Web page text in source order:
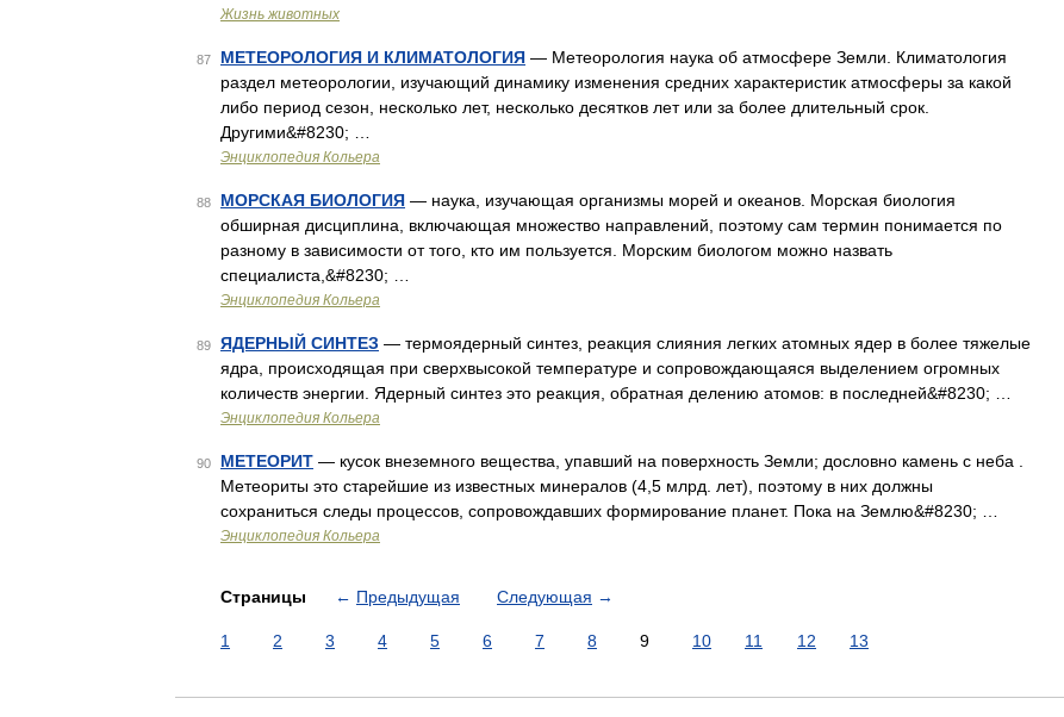
Жизнь животных
87 МЕТЕОРОЛОГИЯ И КЛИМАТОЛОГИЯ — Метеорология наука об атмосфере Земли. Климатология
раздел метеорологии, изучающий динамику изменения средних характеристик атмосферы за какой
либо период сезон, несколько лет, несколько десятков лет или за более длительный срок.
Другими&#8230; …
Энциклопедия Кольера
88 МОРСКАЯ БИОЛОГИЯ — наука, изучающая организмы морей и океанов. Морская биология
обширная дисциплина, включающая множество направлений, поэтому сам термин понимается по
разному в зависимости от того, кто им пользуется. Морским биологом можно назвать
специалиста,&#8230; …
Энциклопедия Кольера
89 ЯДЕРНЫЙ СИНТЕЗ — термоядерный синтез, реакция слияния легких атомных ядер в более тяжелые
ядра, происходящая при сверхвысокой температуре и сопровождающаяся выделением огромных
количеств энергии. Ядерный синтез это реакция, обратная делению атомов: в последней&#8230; …
Энциклопедия Кольера
90 МЕТЕОРИТ — кусок внеземного вещества, упавший на поверхность Земли; дословно камень с неба .
Метеориты это старейшие из известных минералов (4,5 млрд. лет), поэтому в них должны
сохраниться следы процессов, сопровождавших формирование планет. Пока на Землю&#8230; …
Энциклопедия Кольера
Страницы ← Предыдущая Следующая →
1 2 3 4 5 6 7 8 9 10 11 12 13